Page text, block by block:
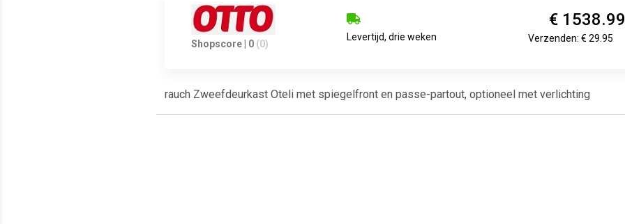
Shopscore | 0 (0)
Levertijd, drie weken
€ 1538.99
Verzenden: € 29.95
rauch Zweefdeurkast Oteli met spiegelfront en passe-partout, optioneel met verlichting